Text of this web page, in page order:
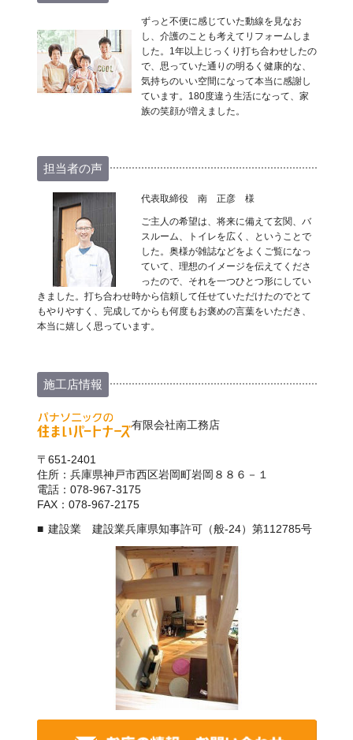
ずっと不便に感じていた動線を見なお
し、介護のことも考えてリフォームしま
した。1年以上じっくり打ち合わせしたの
で、思っていた通りの明るく健康的な、
気持ちのいい空間になって本当に感謝し
ています。180度違う生活になって、家
族の笑顔が増えました。
担当者の声
代表取締役 南 正彦 様
ご主人の希望は、将来に備えて玄関、バ
スルーム、トイレを広く、ということで
した。奥様が雑誌などをよくご覧になっ
ていて、理想のイメージを伝えてくださ
ったので、それを一つひとつ形にしてい
きました。打ち合わせ時から信頼して任せていただけたのでとて
もやりやすく、完成してからも何度もお褒めの言葉をいただき、
本当に嬉しく思っています。
施工店情報
有限会社南工務店
〒651-2401
住所：兵庫県神戸市西区岩岡町岩岡８８６－１
電話：078-967-3175
FAX：078-967-2175
建設業 建設業兵庫県知事許可（般-24）第112785号